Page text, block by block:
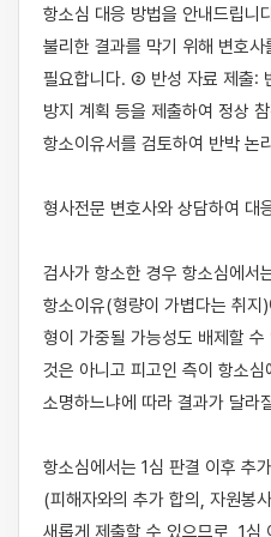
항소심 대응 방법을 안내드립
불리한 결과를 막기 위해 변호사
필요합니다. ② 반성 자료 제출:
방지 계획 등을 제출하여 정상
항소이유서를 검토하여 반박 논
형사전문 변호사와 상담하여 대
검사가 항소한 경우 항소심에서
항소이유(형량이 가볍다는 취지
형이 가중될 가능성도 배제할
것은 아니고 피고인 측이 항소
소명하느냐에 따라 결과가 달라
항소심에서는 1심 판결 이후 추
(피해자와의 추가 합의, 자원봉
새롭게 제출할 수 있으므로, 1심